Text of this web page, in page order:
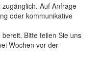
Auf Anfrage
oder kommunikative
Bitte teilen Sie uns
Wochen vor der